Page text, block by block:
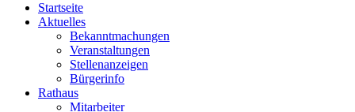
Startseite
Aktuelles
Bekanntmachungen
Veranstaltungen
Stellenanzeigen
Bürgerinfo
Rathaus
Mitarbeiter